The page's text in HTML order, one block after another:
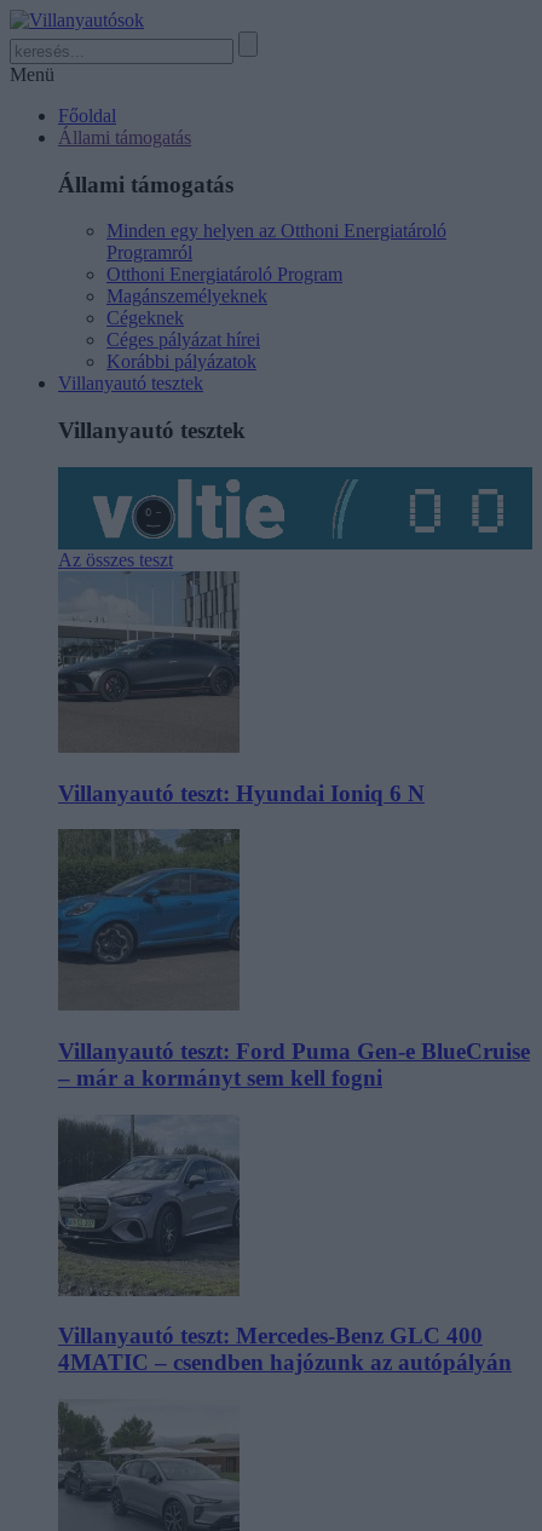
Menü
Főoldal
Állami támogatás
Állami támogatás
Minden egy helyen az Otthoni Energiatároló
Programról
Otthoni Energiatároló Program
Magánszemélyeknek
Cégeknek
Céges pályázat hírei
Korábbi pályázatok
Villanyautó tesztek
Villanyautó tesztek
Az összes teszt
Villanyautó teszt: Hyundai Ioniq 6 N
Villanyautó teszt: Ford Puma Gen-e BlueCruise
– már a kormányt sem kell fogni
Villanyautó teszt: Mercedes-Benz GLC 400
4MATIC – csendben hajózunk az autópályán